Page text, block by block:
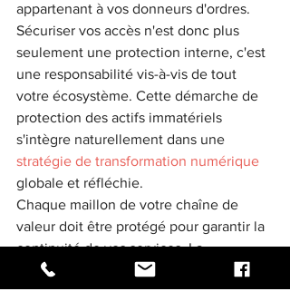
appartenant à vos donneurs d'ordres.
Sécuriser vos accès n'est donc plus
seulement une protection interne, c'est
une responsabilité vis-à-vis de tout
votre écosystème. Cette démarche de
protection des actifs immatériels
s'intègre naturellement dans une
stratégie de transformation numérique
globale et réfléchie.
Chaque maillon de votre chaîne de
valeur doit être protégé pour garantir la
continuité de vos services. La
cybersécurité devient alors un
argument commercial de poids,